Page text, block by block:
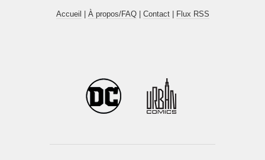
Accueil À propos/FAQ| Contact| Flux RSS